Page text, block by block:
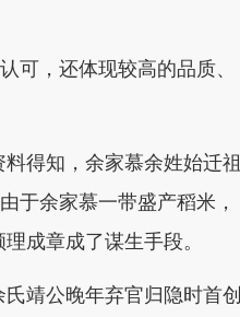
可，还体现较高的品质、
得知，余家慕余姓始迁祖
于余家慕一带盛产稻米，
成章成了谋生手段。
靖公晚年弃官归隐时首创